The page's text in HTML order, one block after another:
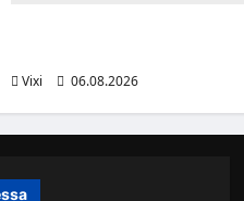
Vixi
06.08.2026